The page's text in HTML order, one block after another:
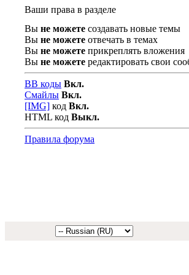
Ваши права в разделе
Вы не можете создавать новые темы
Вы не можете отвечать в темах
Вы не можете прикреплять вложения
Вы не можете редактировать свои
BB коды Вкл.
Смайлы Вкл.
[IMG] код Вкл.
HTML код Выкл.
Правила форума